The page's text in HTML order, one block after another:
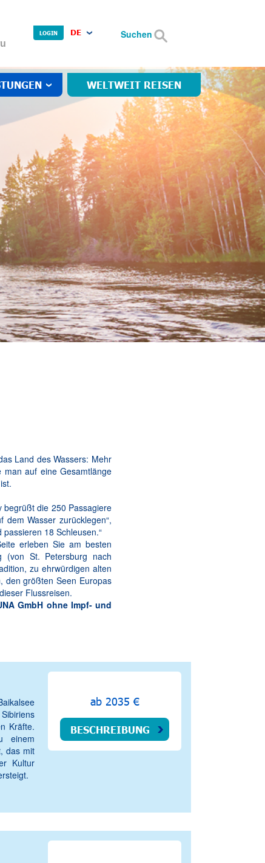
WELTWEIT REISEN
Suchen
LOGIN DE
Land des Wassers: Mehr
auf eine Gesamtlänge
begrüßt die 250 Passagiere
dem Wasser zurücklegen“,
18 Schleusen.“
erleben Sie am besten
(von St. Petersburg nach
zu ehrwürdigen alten
den größten Seen Europas
Flussreisen.
GmbH ohne Impf- und
Kräfte.
einem
das mit
Kultur
ab 2035 €
BESCHREIBUNG